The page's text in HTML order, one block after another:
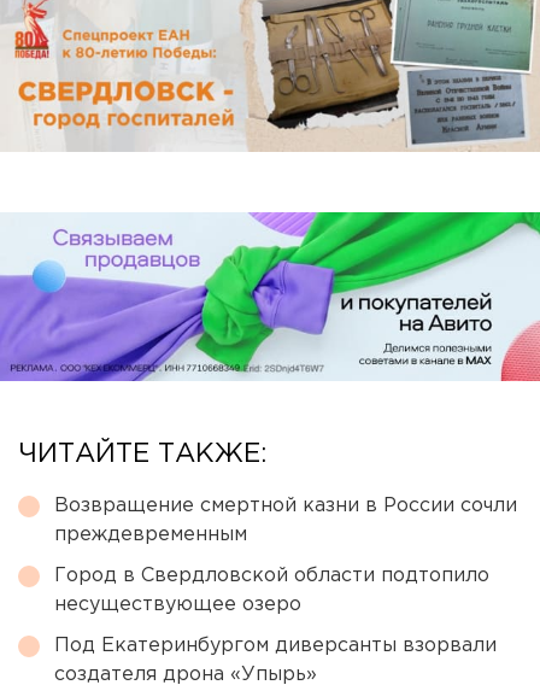
ЧИТАЙТЕ ТАКЖЕ:
Возвращение смертной казни в России сочли
преждевременным
Город в Свердловской области подтопило
несуществующее озеро
Под Екатеринбургом диверсанты взорвали
создателя дрона «Упырь»